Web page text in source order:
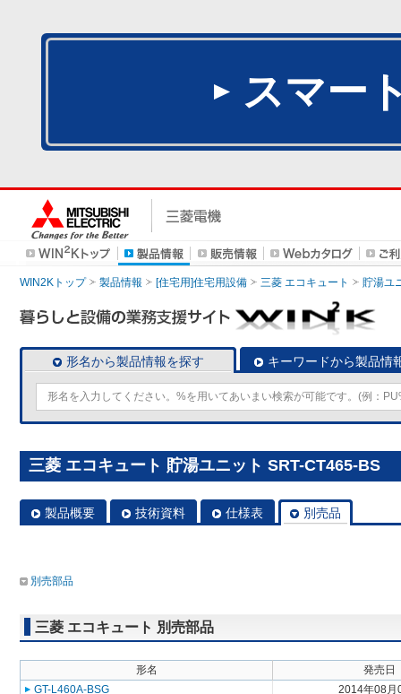
スマー
WIN2Kトップ 製品情報 [住宅用]住宅用設備 三菱 エコキュート 貯湯ユ
形名から製品情報を探す キーワードから製品情
三菱 エコキュート 貯湯ユニット SRT-CT465-BS
製品概要 技術資料 仕様表 別売品
別売部品
三菱 エコキュート 別売部品
形名
発売日
GT-L460A-BSG
2014年08月